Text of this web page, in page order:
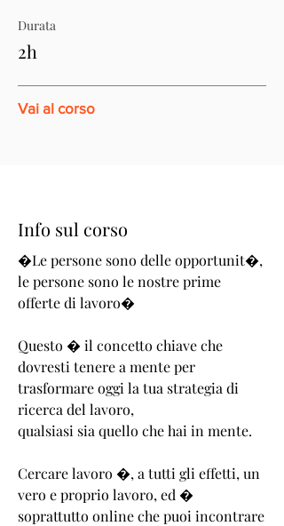
Durata
2h
Vai al corso
Info sul corso
�Le persone sono delle opportunit�,
le persone sono le nostre prime
offerte di lavoro�
Questo � il concetto chiave che
dovresti tenere a mente per
trasformare oggi la tua strategia di
ricerca del lavoro,
qualsiasi sia quello che hai in mente.
Cercare lavoro �, a tutti gli effetti, un
vero e proprio lavoro, ed �
soprattutto online che puoi incontrare